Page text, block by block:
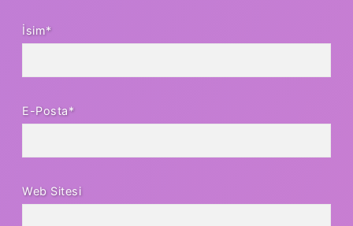
İsim*
E-Posta*
Web Sitesi